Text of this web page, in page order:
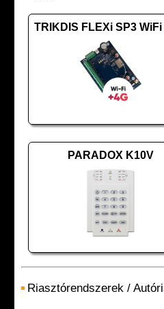
TRIKDIS FLEXi SP3 WiFi
PARADOX K10V
Riasztórendszerek /